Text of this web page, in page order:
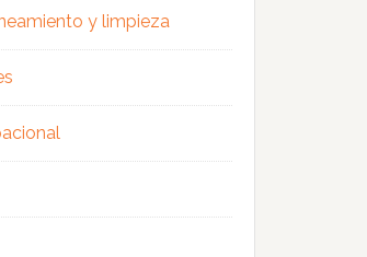
y limpieza